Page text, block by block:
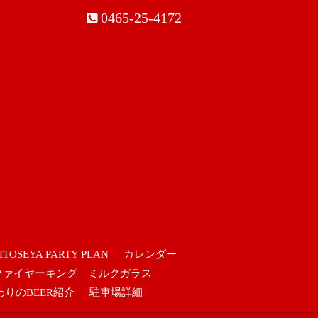
0465-25-4172
PARTY PLAN
カレンダー
ァイヤーキング ミルクガラス
りのBEER紹介
駐車場詳細